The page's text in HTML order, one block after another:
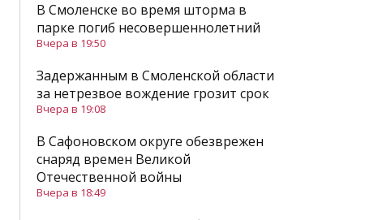
В Смоленске во время шторма в
парке погиб несовершеннолетний
Вчера в 19:50
Задержанным в Смоленской области
за нетрезвое вождение грозит срок
Вчера в 19:08
В Сафоновском округе обезврежен
снаряд времен Великой
Отечественной войны
Вчера в 18:49